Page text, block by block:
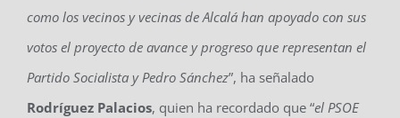
como los vecinos y vecinas de Alcalá han apoyado con sus
votos el proyecto de avance y progreso que representan el
Partido Socialista y Pedro Sánchez”, ha señalado
Rodríguez Palacios, quien ha recordado que “el PSOE